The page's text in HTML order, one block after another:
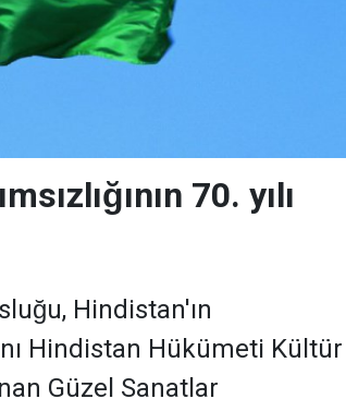
70. yılı
Hindistan'ın
Hindistan Hükümeti Kültür
Güzel Sanatlar